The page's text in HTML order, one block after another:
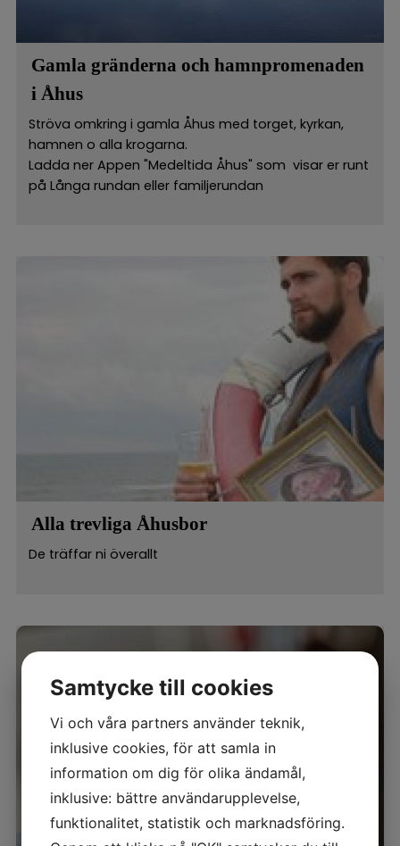
Gamla gränderna och hamnpromenaden
i Åhus
Ströva omkring i gamla Åhus med torget, kyrkan,
hamnen o alla krogarna.
Ladda ner Appen "Medeltida Åhus" som visar er runt
på Långa rundan eller familjerundan
Alla trevliga Åhusbor
De träffar ni överallt
Samtycke till cookies
Vi och våra partners använder teknik,
inklusive cookies, för att samla in
information om dig för olika ändamål,
inklusive: bättre användarupplevelse,
funktionalitet, statistik och marknadsföring.